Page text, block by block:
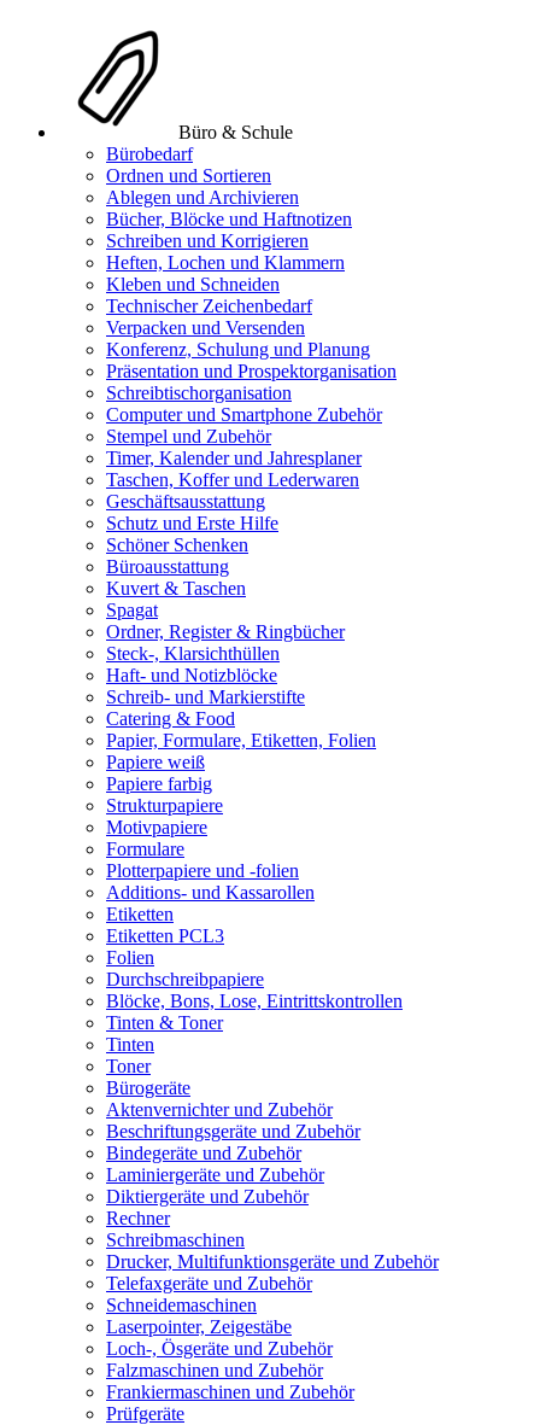
Büro & Schule
Bürobedarf
Ordnen und Sortieren
Ablegen und Archivieren
Bücher, Blöcke und Haftnotizen
Schreiben und Korrigieren
Heften, Lochen und Klammern
Kleben und Schneiden
Technischer Zeichenbedarf
Verpacken und Versenden
Konferenz, Schulung und Planung
Präsentation und Prospektorganisation
Schreibtischorganisation
Computer und Smartphone Zubehör
Stempel und Zubehör
Timer, Kalender und Jahresplaner
Taschen, Koffer und Lederwaren
Geschäftsausstattung
Schutz und Erste Hilfe
Schöner Schenken
Büroausstattung
Kuvert & Taschen
Spagat
Ordner, Register & Ringbücher
Steck-, Klarsichthüllen
Haft- und Notizblöcke
Schreib- und Markierstifte
Catering & Food
Papier, Formulare, Etiketten, Folien
Papiere weiß
Papiere farbig
Strukturpapiere
Motivpapiere
Formulare
Plotterpapiere und -folien
Additions- und Kassarollen
Etiketten
Etiketten PCL3
Folien
Durchschreibpapiere
Blöcke, Bons, Lose, Eintrittskontrollen
Tinten & Toner
Tinten
Toner
Bürogeräte
Aktenvernichter und Zubehör
Beschriftungsgeräte und Zubehör
Bindegeräte und Zubehör
Laminiergeräte und Zubehör
Diktiergeräte und Zubehör
Rechner
Schreibmaschinen
Drucker, Multifunktionsgeräte und Zubehör
Telefaxgeräte und Zubehör
Schneidemaschinen
Laserpointer, Zeigestäbe
Loch-, Ösgeräte und Zubehör
Falzmaschinen und Zubehör
Frankiermaschinen und Zubehör
Prüfgeräte